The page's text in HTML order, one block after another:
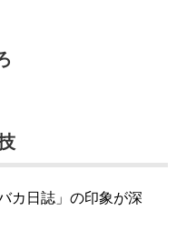
カ日誌」の印象が深